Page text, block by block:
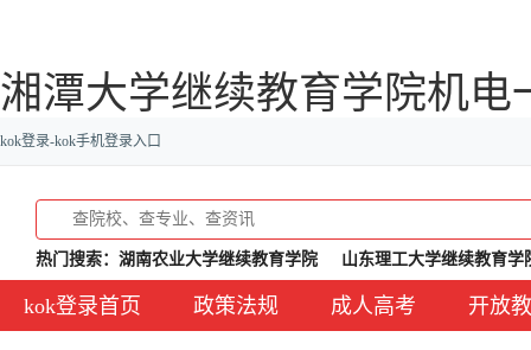
湘潭大学继续教育学院机电
kok登录-kok手机登录入口
热门搜索： 湖南农业大学继续教育学院 山东理工大学继续教育学
kok登录首页 政策法规 成人高考 开放